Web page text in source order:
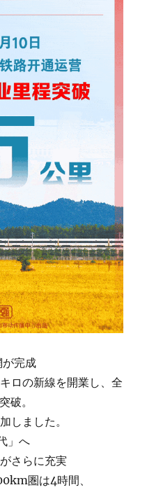
が完成
ロの新線を開業し、全
破。
しました。
」へ
さらに充実
圏は4時間、